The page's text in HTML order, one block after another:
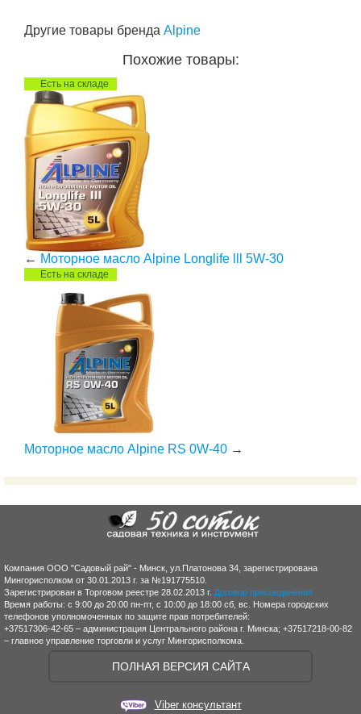
Другие товары бренда Alpine
Похожие товары:
Есть на складе
← Моторное масло Alpine Longlife lll 5W-30
Есть на складе
Моторное масло Alpine RS 0W-40 →
Компания ООО "Садовый рай" - Минск, ул.Платонова 34, зарегистрирована
Мингорисполком от 30.01.2013 г. за №191775510.
Зарегистрирован в Торговом реестре 28.02.2013 г. Договор присоединения
Время работы: с 9:00 до 20:00 пн-пт, с 10:00 до 18:00 сб, вс. Номера городских
телефонов уполномоченных по защите прав потребителей:
+37517306-42-65 – администрация Центрального района г. Минска; +37517218-00-82
– главное управление торговли и услуг Мингорисполкома.
ПОЛНАЯ ВЕРСИЯ САЙТА
Viber консультант